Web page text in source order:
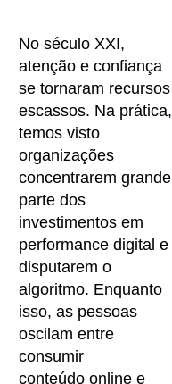
No século XXI,
atenção e confiança
se tornaram recursos
escassos. Na prática,
temos visto
organizações
concentrarem grande
parte dos
investimentos em
performance digital e
disputarem o
algoritmo. Enquanto
isso, as pessoas
oscilam entre
consumir
conteúdo online e